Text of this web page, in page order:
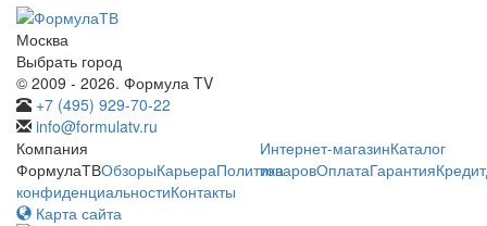
Москва
Выбрать город
© 2009 - 2026. Формула TV
+7 (495) 929-70-22
info@formulatv.ru
Компания
ФормулаТВОбзорыКарьераПолитика
конфиденциальностиКонтакты
Интернет-магазинКаталог
товаровОплатаГарантияКредит
Карта сайта